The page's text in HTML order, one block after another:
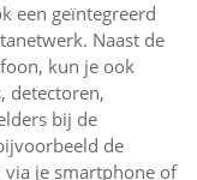
een geïntegreerd
Naast de
kun je ook
detectoren,
bij de
de
via je smartphone of